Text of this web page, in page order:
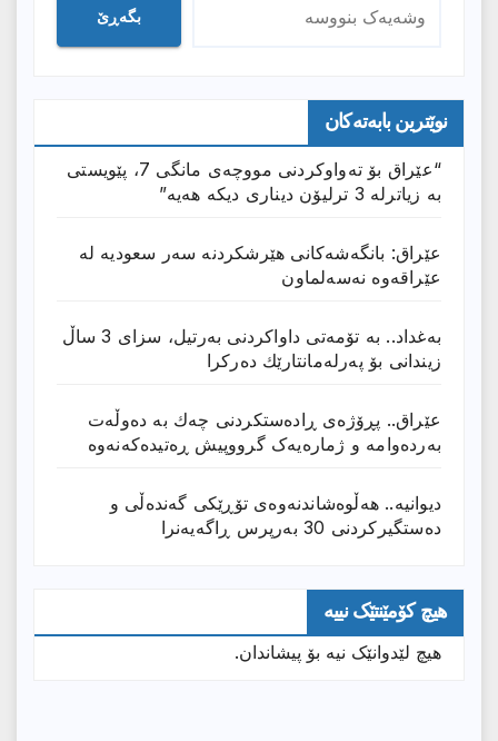
بگەڕێ
نوێترین بابەتەکان
“عێراق بۆ تەواوکردنی مووچەی مانگى 7، پێویستی
بە زیاترلە 3 ترلیۆن دیناری دیکە هەیە”
عێراق: بانگەشەكانی هێرشكردنە سەر سعودیە لە
عێراقەوە نەسەلماون
بەغداد.. بە تۆمەتی داواكردنی بەرتیل، سزای 3 ساڵ
زیندانی بۆ پەرلەمانتارێك دەركرا
عێراق.. پڕۆژەی ڕادەستكردنی چەك بە دەوڵەت
بەردەوامە و ژمارەیەک گرووپیش ڕەتیدەکەنەوە
دیوانیە.. هەڵوەشاندنەوەی تۆڕێكی گەندەڵی و
دەستگیركردنی 30 بەرپرس ڕاگەیەنرا
هیچ کۆمێنتێک نییە
هیچ لێدوانێک نیە بۆ پیشاندان.